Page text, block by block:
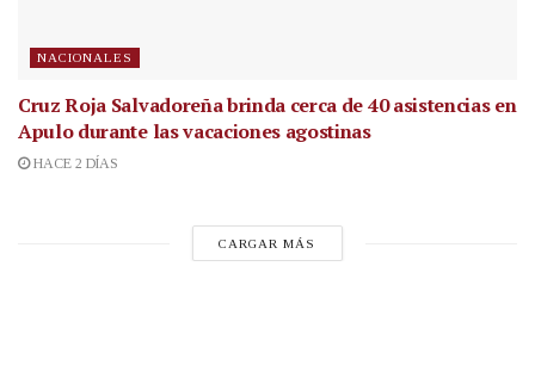
NACIONALES
Cruz Roja Salvadoreña brinda cerca de 40 asistencias en
Apulo durante las vacaciones agostinas
HACE 2 DÍAS
CARGAR MÁS